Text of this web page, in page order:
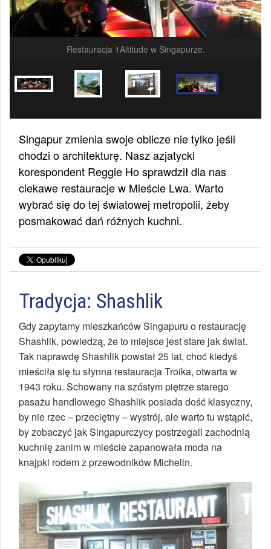
Restauracja 1Altitude w Singapurze.
Singapur zmienia swoje oblicze nie tylko jeśli
chodzi o architekturę. Nasz azjatycki
korespondent Reggie Ho sprawdził dla nas
ciekawe restauracje w Mieście Lwa. Warto
wybrać się do tej światowej metropolii, żeby
posmakować dań różnych kuchni.
Tradycja: Shashlik
Gdy zapytamy mieszkańców Singapuru o restaurację
Shashlik, powiedzą, że to miejsce jest stare jak świat.
Tak naprawdę Shashlik powstał 25 lat, choć kiedyś
mieściła się tu słynna restauracja Troika, otwarta w
1943 roku. Schowany na szóstym piętrze starego
pasażu handlowego Shashlik posiada dość klasyczny,
by nie rzec – przeciętny – wystrój, ale warto tu wstąpić,
by zobaczyć jak Singapurczycy postrzegali zachodnią
kuchnię zanim w mieście zapanowała moda na
knajpki rodem z przewodników Michelin.